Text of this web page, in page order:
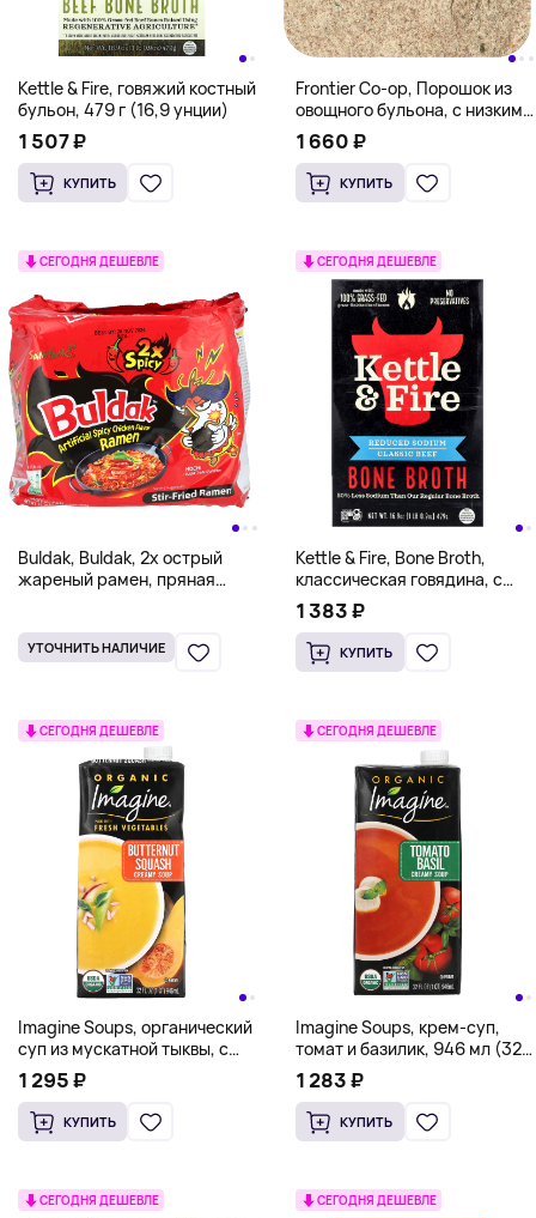
Kettle & Fire, говяжий костный
бульон, 479 г (16,9 унции)
1 507 ₽
КУПИТЬ
Frontier Co-op, Порошок из
овощного бульона, с низким
содержанием натрия, 453 г
(16 унций)
1 660 ₽
КУПИТЬ
СЕГОДНЯ ДЕШЕВЛЕ
Buldak, Buldak, 2х острый
жареный рамен, пряная
УТОЧНИТЬ НАЛИЧИЕ
СЕГОДНЯ ДЕШЕВЛЕ
Kettle & Fire, Bone Broth,
классическая говядина, с
пониженным содержанием
натрия, 479 г (16,9 унции)
1 383 ₽
КУПИТЬ
СЕГОДНЯ ДЕШЕВЛЕ
Imagine Soups, органический
суп из мускатной тыквы, с
кремовым вкусом, 946 мл (32
жидк. унции)
1 295 ₽
КУПИТЬ
СЕГОДНЯ ДЕШЕВЛЕ
Imagine Soups, крем-суп,
томат и базилик, 946 мл (32
жидк. унции)
1 283 ₽
КУПИТЬ
СЕГОДНЯ ДЕШЕВЛЕ СЕГОДНЯ ДЕШЕВЛЕ